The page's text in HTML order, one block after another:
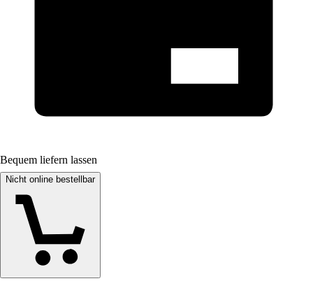
Bequem liefern lassen
Nicht online bestellbar